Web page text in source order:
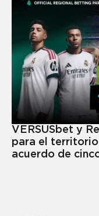
VERSUSbet y
para el territorio
acuerdo de